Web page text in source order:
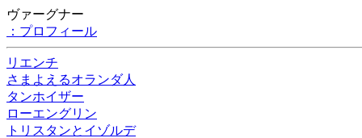
ヴァーグナー
：プロフィール
リエンチ
さまよえるオランダ人
タンホイザー
ローエングリン
トリスタンとイゾルデ